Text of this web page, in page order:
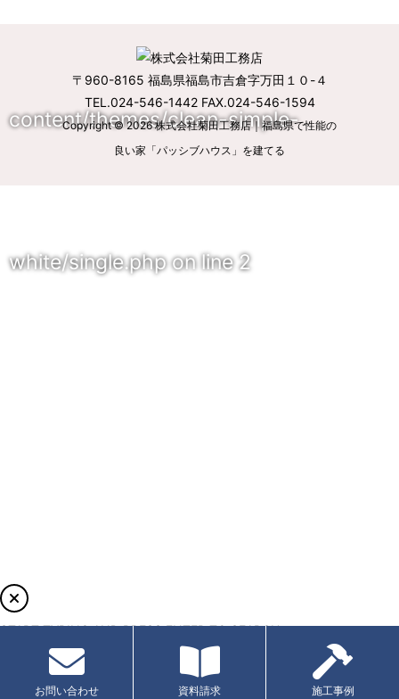
content/themes/clean-simple-
white/single.phpon line2
〒960-8165 福島県福島市吉倉字万田１０-４
TEL.024-546-1442 FAX.024-546-1594
Copyright © 2026株式会社菊田工務店｜福島県で性能の
良い家「パッシブハウス」を建てる
お問い合わせ 資料請求 施工事例
START TYPING AND PRESS ENTER TO SEARCH